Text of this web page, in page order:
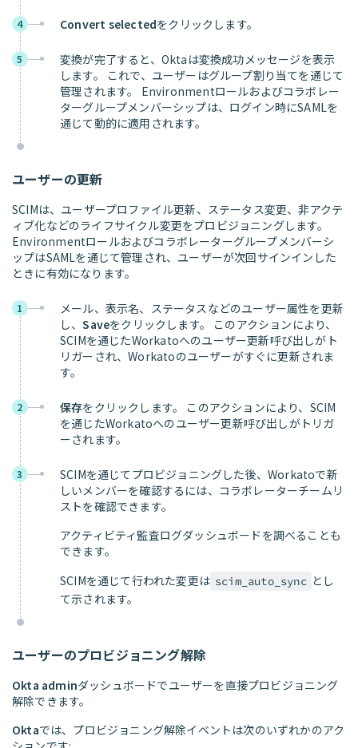
4 Convert selectedをクリックします。
5
変換が完了すると、Oktaは変換成功メッセージを表示
します。 これで、ユーザーはグループ割り当てを通じて
管理されます。 Environmentロールおよびコラボレー
ターグループメンバーシップは、ログイン時にSAMLを
通じて動的に適用されます。
ユーザーの更新
SCIMは、ユーザープロファイル更新、ステータス変更、非アクテ
ィブ化などのライフサイクル変更をプロビジョニングします。
Environmentロールおよびコラボレーターグループメンバーシ
ップはSAMLを通じて管理され、ユーザーが次回サインインした
ときに有効になります。
1
メール、表示名、ステータスなどのユーザー属性を更新
し、Saveをクリックします。 このアクションにより、
SCIMを通じたWorkatoへのユーザー更新呼び出しがト
リガーされ、Workatoのユーザーがすぐに更新されま
す。
2 保存をクリックします。 このアクションにより、SCIM
を通じたWorkatoへのユーザー更新呼び出しがトリガ
ーされます。
3
SCIMを通じてプロビジョニングした後、Workatoで新
しいメンバーを確認するには、コラボレーターチームリ
ストを確認できます。
アクティビティ監査ログダッシュボードを調べることも
できます。
SCIMを通じて行われた変更は scim_auto_sync とし
て示されます。
ユーザーのプロビジョニング解除
Okta adminダッシュボードでユーザーを直接プロビジョニング
解除できます。
Oktaでは、プロビジョニング解除イベントは次のいずれかのアク